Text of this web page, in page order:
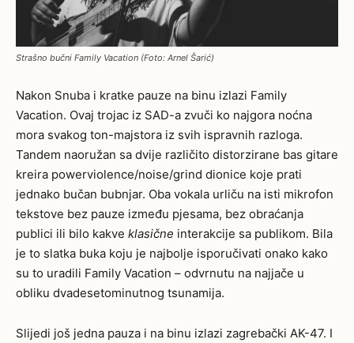
Strašno bučni Family Vacation (Foto: Arnel Šarić)
Nakon Snuba i kratke pauze na binu izlazi Family
Vacation. Ovaj trojac iz SAD-a zvuči ko najgora noćna
mora svakog ton-majstora iz svih ispravnih razloga.
Tandem naoružan sa dvije različito distorzirane bas gitare
kreira powerviolence/noise/grind dionice koje prati
jednako bučan bubnjar. Oba vokala urliču na isti mikrofon
tekstove bez pauze između pjesama, bez obraćanja
publici ili bilo kakve klasične interakcije sa publikom. Bila
je to slatka buka koju je najbolje isporučivati onako kako
su to uradili Family Vacation – odvrnutu na najjače u
obliku dvadesetominutnog tsunamija.
Slijedi još jedna pauza i na binu izlazi zagrebački AK-47. I